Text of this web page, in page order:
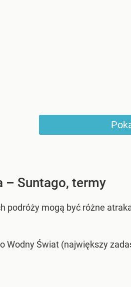
– Suntago, termy
podróży mogą być różne
Wodny Świat (największy